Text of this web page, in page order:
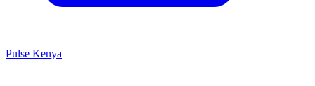
Pulse Kenya